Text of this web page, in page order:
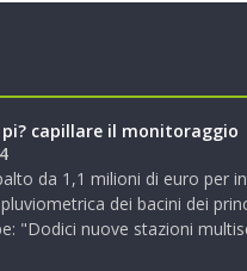
pi? capillare il monitoraggio
da 1,1 milioni di euro per
dei bacini dei
"Dodici nuove stazioni